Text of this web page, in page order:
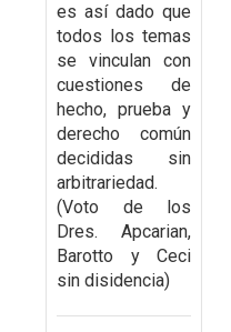
es así dado que
todos los temas
se vinculan con
cuestiones de
hecho, prueba y
derecho común
decididas sin
arbitrariedad.
(Voto de los
Dres. Apcarian,
Barotto y Ceci
sin disidencia)